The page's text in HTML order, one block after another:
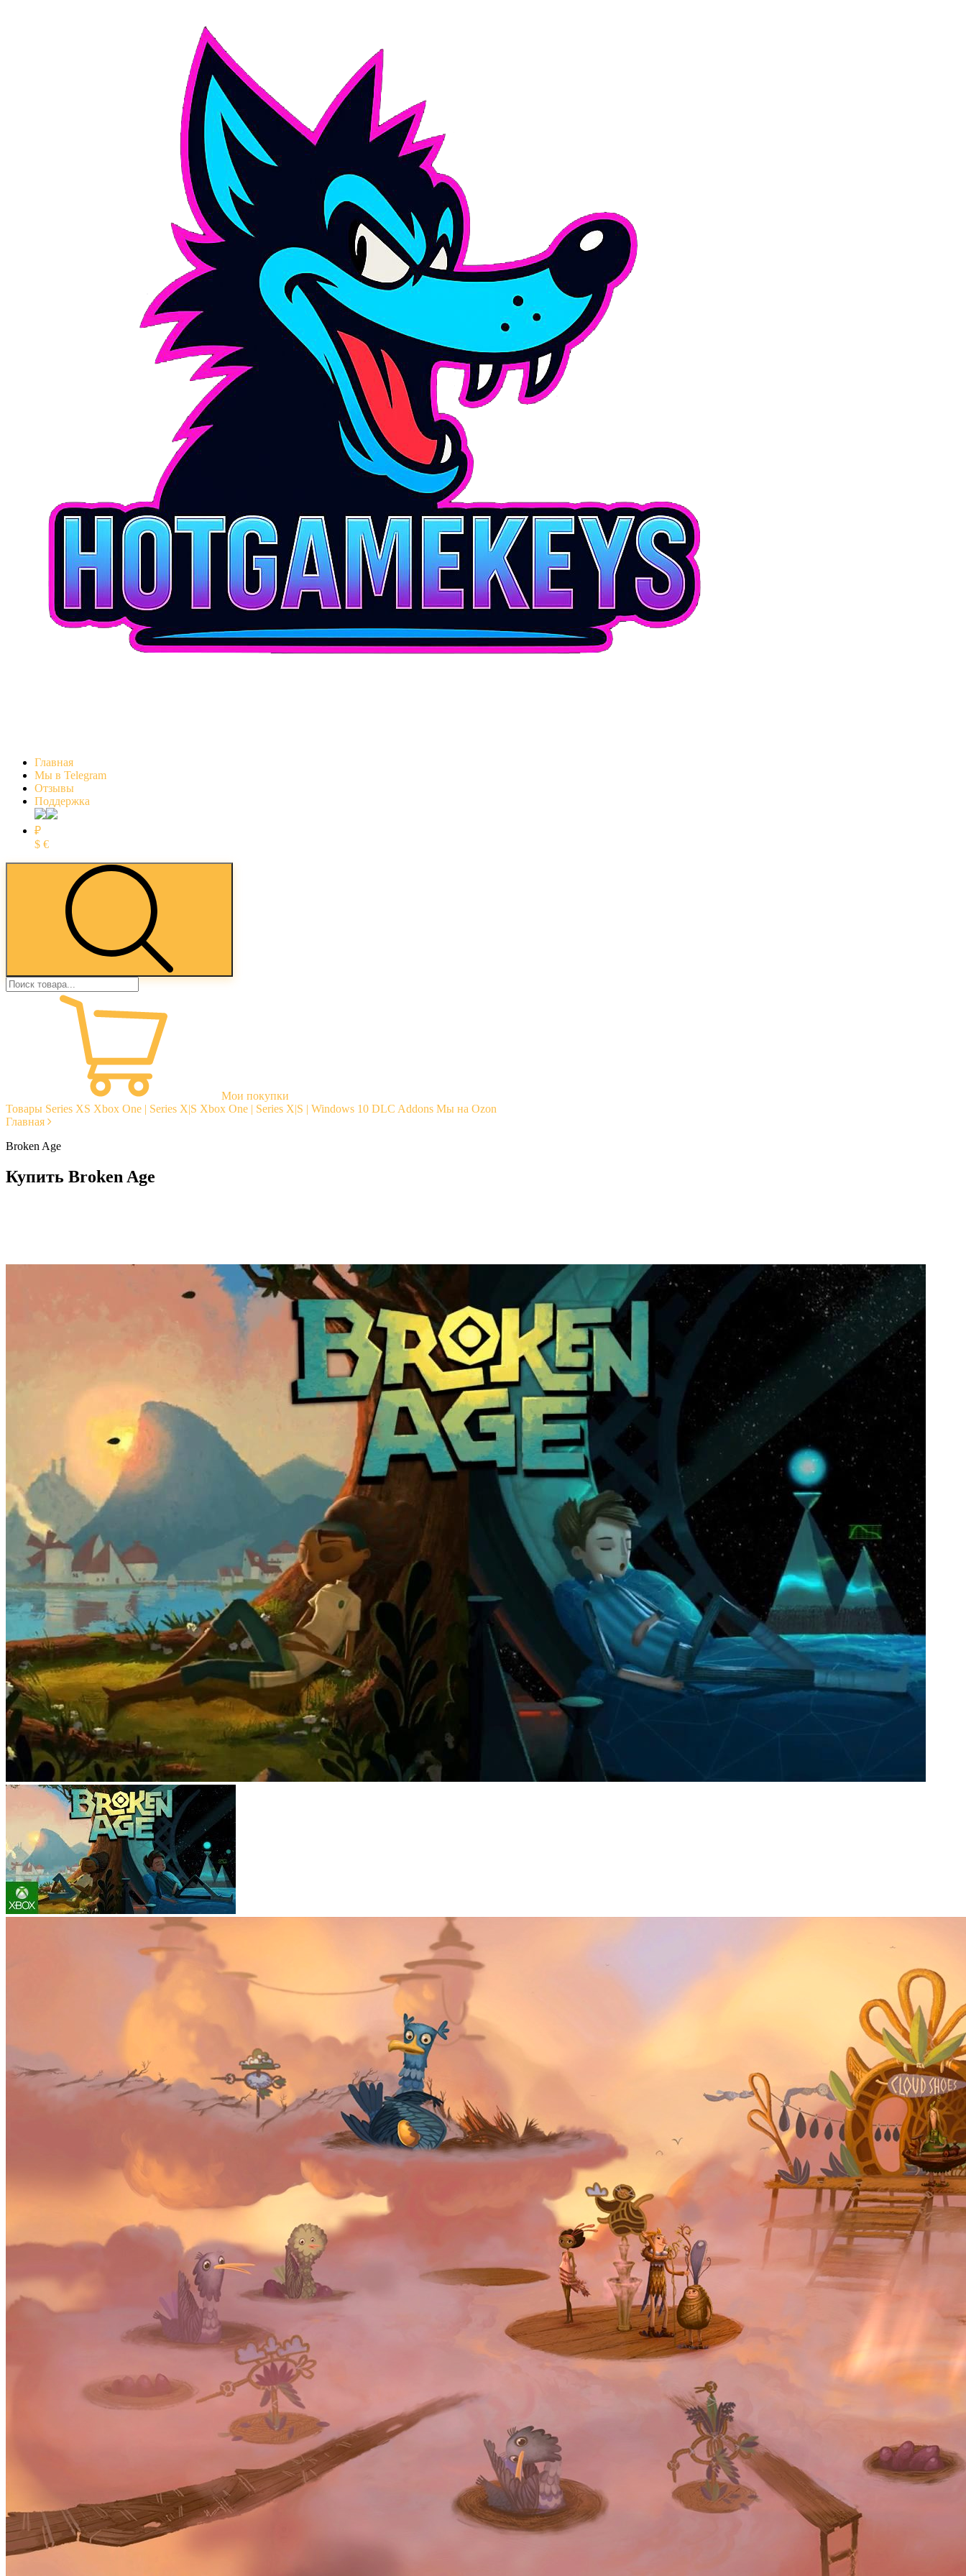
Главная
Мы в Telegram
Отзывы
Поддержка
₽
$ €
Мои покупки
Товары Series XS Xbox One | Series X|S Xbox One | Series X|S | Windows 10 DLC Addons Мы на Ozon
Главная
Broken Age
Купить Broken Age